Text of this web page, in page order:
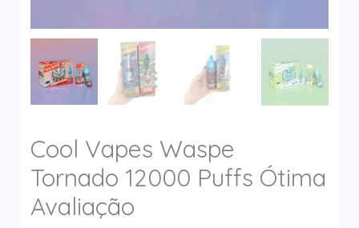
Cool Vapes Waspe
Tornado 12000 Puffs Ótima
Avaliação